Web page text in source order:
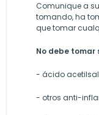
Comunique a
tomando, ha
que tomar
No debe tomar
- ácido
- otros anti-